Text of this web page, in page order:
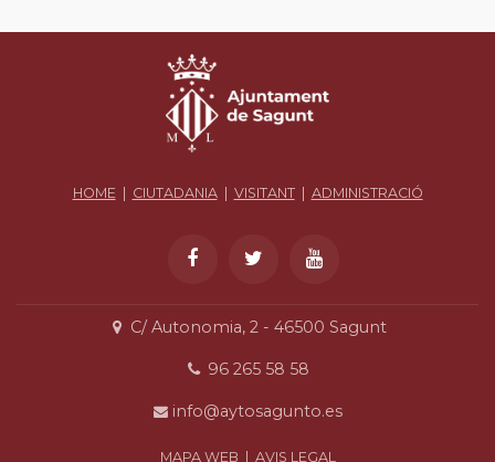
HOME CIUTADANIA| VISITANT| ADMINISTRACIÓ
C/ Autonomia, 2 - 46500 Sagunt
96 265 58 58
info@aytosagunto.es
MAPA WEB AVIS LEGAL